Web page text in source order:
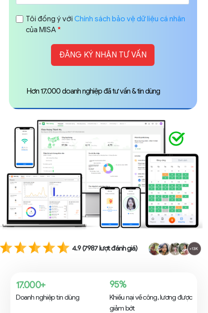
Tôi đồng ý với Chính sách bảo vệ dữ liệu cá nhân
của MISA *
Hơn 17.000 doanh nghiệp đã tư vấn & tin dùng
4.9 (7987 lượt đánh giá)
17.000+
Doanh nghiệp tin dùng
95%
Khiếu nại về công, lương được
giảm bớt